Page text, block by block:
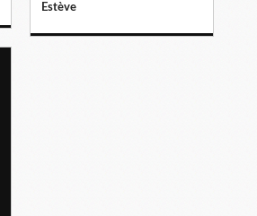
Estève